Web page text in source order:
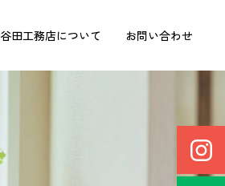
谷田工務店について お問い合わせ